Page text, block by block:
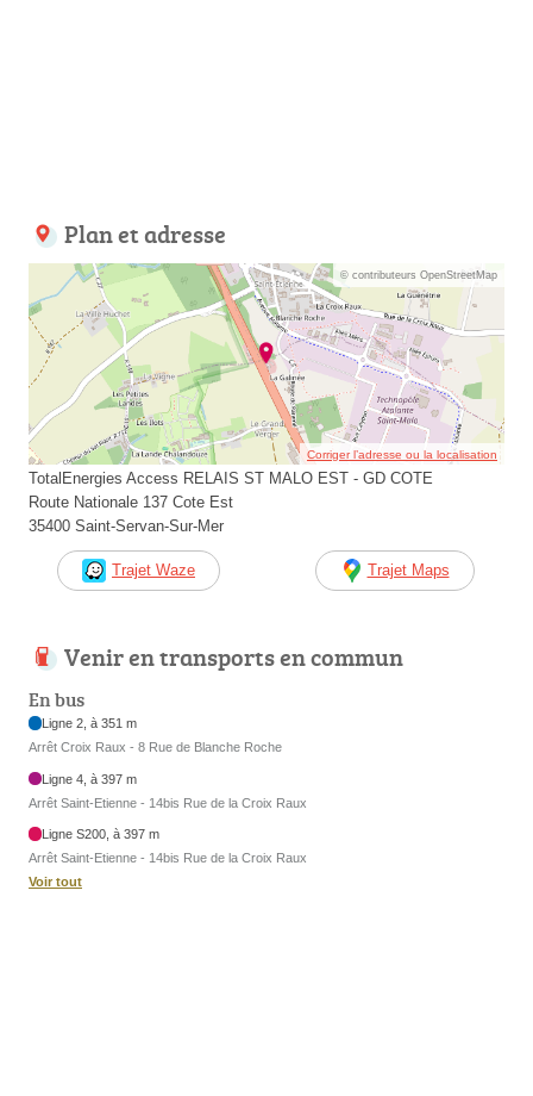
Plan et adresse
© contributeurs OpenStreetMap
Corriger l’adresse ou la localisation
TotalEnergies Access RELAIS ST MALO EST - GD COTE
Route Nationale 137 Cote Est
35400 Saint-Servan-Sur-Mer
Trajet Waze Trajet Maps
Venir en transports en commun
En bus
Ligne 2, à 351 m
Arrêt Croix Raux - 8 Rue de Blanche Roche
Ligne 4, à 397 m
Arrêt Saint-Etienne - 14bis Rue de la Croix Raux
Ligne S200, à 397 m
Arrêt Saint-Etienne - 14bis Rue de la Croix Raux
Voir tout